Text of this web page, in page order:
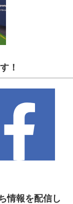
！
情報を配信し